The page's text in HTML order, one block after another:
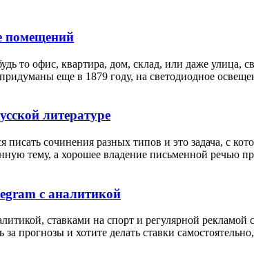
помещений
то офис, квартира, дом, склад, или даже улица,
еще в 1879 году, на светодиодное
литературе
сочинения разных типов и это задача, с
тему, а хорошее владение письменной речью
с аналитикой
ставками на спорт и регулярной
прогнозы и хотите делать ставки